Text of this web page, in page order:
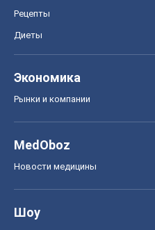
Рецепты
Диеты
Экономика
Рынки и компании
MedOboz
Новости медицины
Шоу